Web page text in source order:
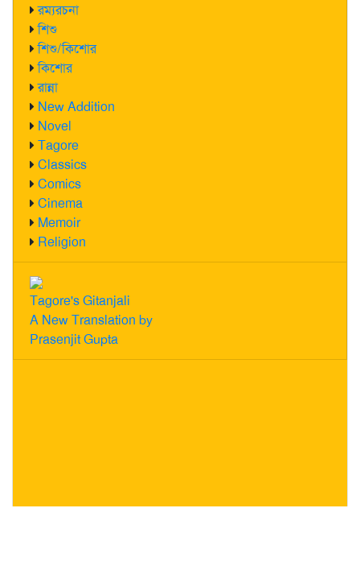
রম্যরচনা
শিশু
শিশু/কিশোর
কিশোর
রান্না
New Addition
Novel
Tagore
Classics
Comics
Cinema
Memoir
Religion
Tagore's Gitanjali
A New Translation by
Prasenjit Gupta